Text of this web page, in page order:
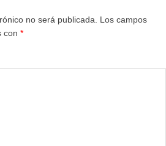
no será publicada. Los campos
con *